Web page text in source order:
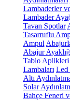
Lambaderler
Lambader
Tavan Spotlar
Tasarruflu
Ampul
Abajur
Tablo Aplikleri
Lambaları Led
Altı
Solar
Bahçe Feneri